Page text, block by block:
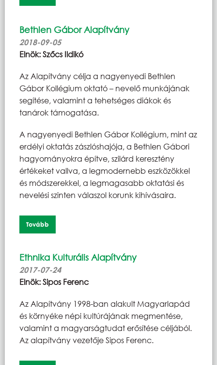
Bethlen Gábor Alapítvány
2018-09-05
Elnök: Szőcs Ildikó
Az Alapítvány célja a nagyenyedi Bethlen
Gábor Kollégium oktató – nevelő munkájának
segítése, valamint a tehetséges diákok és
tanárok támogatása.
A nagyenyedi Bethlen Gábor Kollégium, mint az
erdélyi oktatás zászlóshajója, a Bethlen Gábori
hagyományokra építve, szilárd keresztény
értékeket vallva, a legmodernebb eszközökkel
és módszerekkel, a legmagasabb oktatási és
nevelési szinten válaszol korunk kihívásaira.
Tovább
Ethnika Kulturális Alapítvány
2017-07-24
Elnök:Sipos Ferenc
Az Alapítvány 1998-ban alakult Magyarlapád
és környéke népi kultúrájának megmentése,
valamint a magyarságtudat erősítése céljából.
Az alapítvány vezetője Sipos Ferenc.